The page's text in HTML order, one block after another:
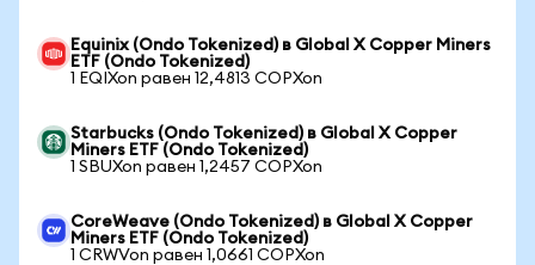
Equinix (Ondo Tokenized) в Global X Copper Miners
ETF (Ondo Tokenized)
1 EQIXon равен 12,4813 COPXon
Starbucks (Ondo Tokenized) в Global X Copper
Miners ETF (Ondo Tokenized)
1 SBUXon равен 1,2457 COPXon
CoreWeave (Ondo Tokenized) в Global X Copper
Miners ETF (Ondo Tokenized)
1 CRWVon равен 1,0661 COPXon